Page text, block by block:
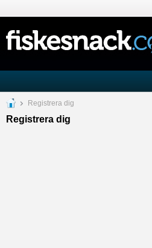
Registrera dig
Registrera dig